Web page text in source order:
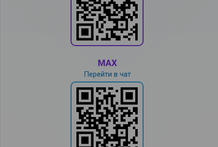
MAX
Перейти в чат